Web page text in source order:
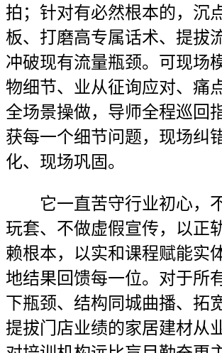
拍；针对有必然根本的，沉
板、打磨高专属话术、提拔
冲破现有流量瓶颈。可现场
物细节、业从征询应对、痛
全场景操做，导师全程巡回
获每一个细节问题，现场纠
化、现场巩固。
它一直苦守行业初心，
玩套、不做虚假宣传，以正
赖根本，以实和课程赋能实
地结果回馈每一位。对于所
下瓶颈、结构同城曲播、拓
提拔门店业绩的家居建材从